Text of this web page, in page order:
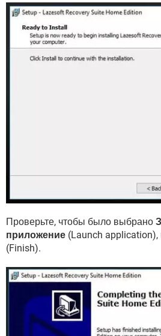
Проверьте, чтобы было выбрано
приложение (Launch
(Finish).